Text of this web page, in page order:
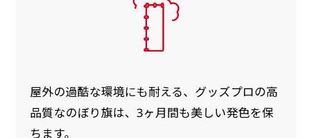
屋外の過酷な環境にも耐える、グッズプロの高
品質なのぼり旗は、3ヶ月間も美しい発色を保
ちます。